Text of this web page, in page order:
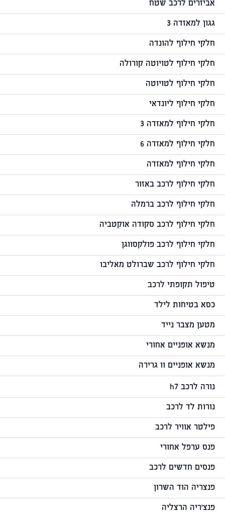
אביזרים לרכב שטח
גגון למאזדה 3
חלקי חילוף להונדה
חלקי חילוף לטויוטה קורולה
חלקי חילוף לטויוטה
חלקי חילוף ליונדאי
חלקי חילוף למאזדה 3
חלקי חילוף למאזדה 6
חלקי חילוף למאזדה
חלקי חילוף לרכב באזור
חלקי חילוף לרכב ברמלה
חלקי חילוף לרכב סקודה אוקטביה
חלקי חילוף לרכב פולקסווגן
חלקי חילוף לרכב שברולט מאליבו
טיפול תקופתי לרכב
כסא בטיחות לילד
מטען מצבר נייד
מנשא אופניים אחורי
מנשא אופניים וו גרירה
נורה לרכב h7
נורות לד לרכב
פילטר אוויר לרכב
פנס ערפל אחורי
פנסים חדשים לרכב
פנצריה הוד השרון
פנצ'ריה הרצליה